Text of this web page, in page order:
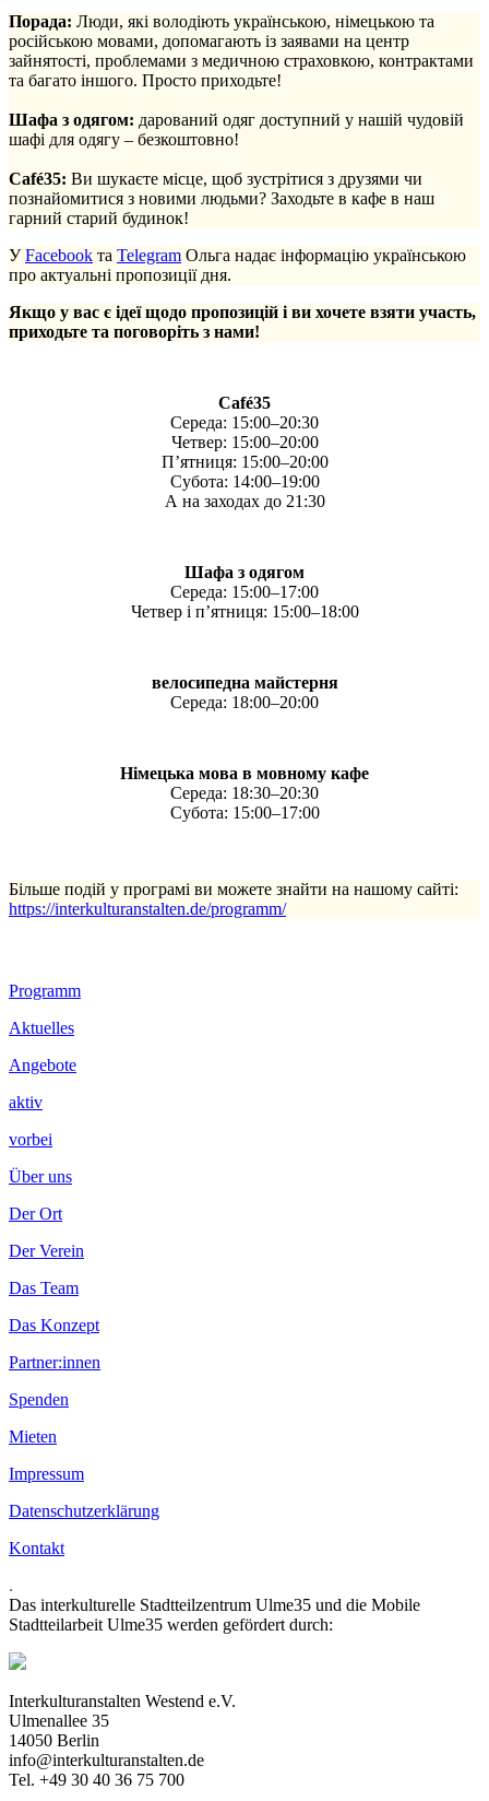
Порада: Люди, які володіють українською, німецькою та
російською мовами, допомагають із заявами на центр
зайнятості, проблемами з медичною страховкою, контрактами
та багато іншого. Просто приходьте!
Шафа з одягом: дарований одяг доступний у нашій чудовій
шафі для одягу – безкоштовно!
Café35: Ви шукаєте місце, щоб зустрітися з друзями чи
познайомитися з новими людьми? Заходьте в кафе в наш
гарний старий будинок!
УFacebook та Telegram Ольга надає інформацію українською
про актуальні пропозиції дня.
Якщо у вас є ідеї щодо пропозицій і ви хочете взяти участь,
приходьте та поговоріть з нами!
Café35
Середа: 15:00–20:30
Четвер: 15:00–20:00
П’ятниця: 15:00–20:00
Субота: 14:00–19:00
А на заходах до 21:30
Шафа з одягом
Середа: 15:00–17:00
Четвер і п’ятниця: 15:00–18:00
велосипедна майстерня
Середа: 18:00–20:00
Німецька мова в мовному кафе
Середа: 18:30–20:30
Субота: 15:00–17:00
Більше подій у програмі ви можете знайти на нашому сайті:
https://interkulturanstalten.de/programm/
Footer
Inhalt
Programm
Aktuelles
Angebote
aktiv
vorbei
Über uns
Der Ort
Der Verein
Das Team
Das Konzept
Partner:innen
Spenden
Mieten
Impressum
Datenschutzerklärung
Kontakt
.
Das interkulturelle Stadtteilzentrum Ulme35 und die Mobile
Stadtteilarbeit Ulme35 werden gefördert durch:
Interkulturanstalten Westend e.V.
Ulmenallee 35
14050 Berlin
info@interkulturanstalten.de
Tel. +49 30 40 36 75 700